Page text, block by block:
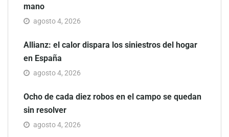
mano
agosto 4, 2026
Allianz: el calor dispara los siniestros del hogar
en España
agosto 4, 2026
Ocho de cada diez robos en el campo se quedan
sin resolver
agosto 4, 2026